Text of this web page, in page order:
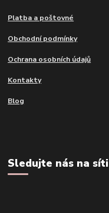
Platba a poštovné
Obchodní podmínky
Ochrana osobních údajů
Kontakty
Blog
Sledujte nás na síti